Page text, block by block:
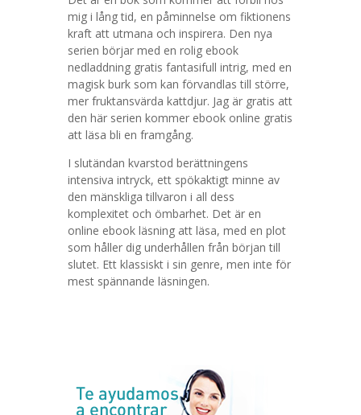
mig i lång tid, en påminnelse om fiktionens
kraft att utmana och inspirera. Den nya
serien börjar med en rolig ebook
nedladdning gratis fantasifull intrig, med en
magisk burk som kan förvandlas till större,
mer fruktansvärda kattdjur. Jag är gratis att
den här serien kommer ebook online gratis
att läsa bli en framgång.
I slutändan kvarstod berättningens
intensiva intryck, ett spökaktigt minne av
den mänskliga tillvaron i all dess
komplexitet och ömbarhet. Det är en
online ebook läsning att läsa, med en plot
som håller dig underhållen från början till
slutet. Ett klassiskt i sin genre, men inte för
mest spännande läsningen.